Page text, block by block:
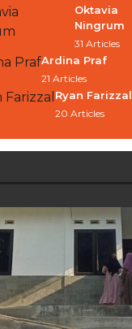
Oktavia
Ningrum
31 Articles
Ardina Praf
21 Articles
Ryan Farizzal
20 Articles